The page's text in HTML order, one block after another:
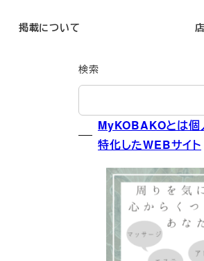
掲載について
検索
MyKOBAKOとは個
特化したWEBサイト